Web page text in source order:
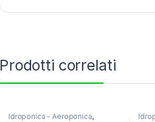
Prodotti correlati
Idroponica - Aeroponica,